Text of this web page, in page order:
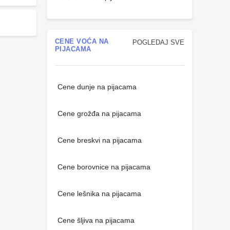
POGLEDAJ SVE
CENE VOĆA NA
PIJACAMA
Cene dunje na pijacama
Cene grožđa na pijacama
Cene breskvi na pijacama
Cene borovnice na pijacama
Cene lešnika na pijacama
Cene šljiva na pijacama